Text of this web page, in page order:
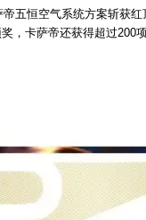
五恒空气系统方案斩获红
，卡萨帝还获得超过200